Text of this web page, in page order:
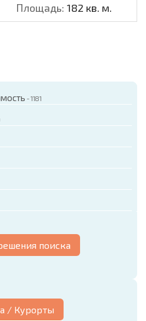
Площадь: 182 кв. м.
- 1181
поиска
/ Курорты